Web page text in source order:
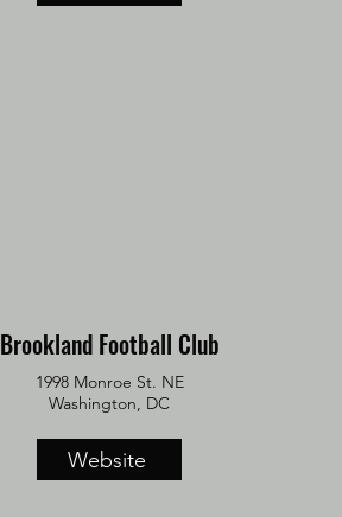
Brookland Football Club
1998 Monroe St. NE
​Washington, DC
Website